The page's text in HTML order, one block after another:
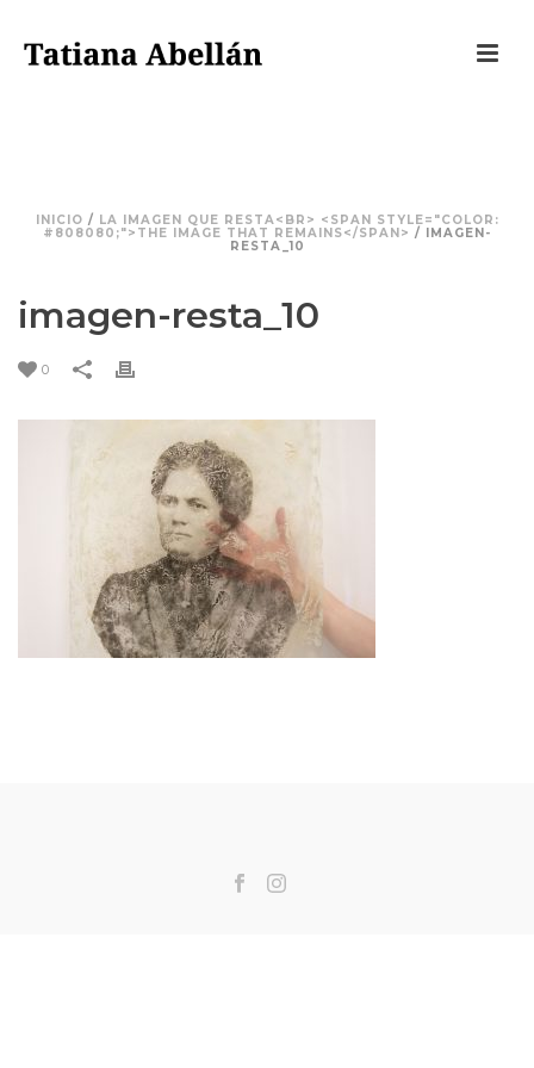
INICIO / LA IMAGEN QUE RESTA<BR> <SPAN STYLE="COLOR:
#808080;">THE IMAGE THAT REMAINS</SPAN> / IMAGEN-
RESTA_10
imagen-resta_10
0